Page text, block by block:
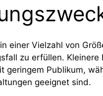
einer Vielzahl von
zu erfüllen.
geringem Publikum,
geeignet sind.